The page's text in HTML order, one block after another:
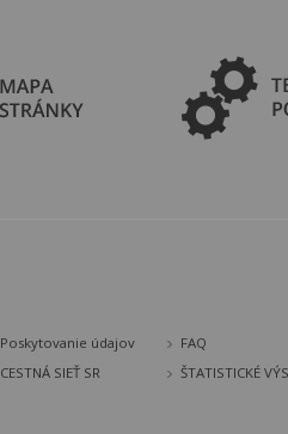
Poskytovanie údajov FAQ
CESTNÁ SIEŤ SR ŠTATISTICKÉ